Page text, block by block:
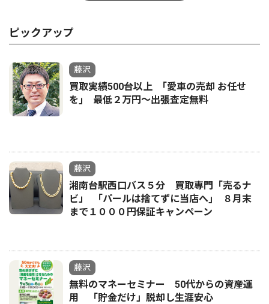
ピックアップ
藤沢
買取実績500台以上 ｢愛車の売却 お任せ
を｣ 最低２万円〜出張査定無料
藤沢
湘南台駅西口バス５分 買取専門「売るナ
ビ」 ｢パールは捨てずに当店へ｣ ８月末
まで１０００円保証キャンペーン
藤沢
無料のマネーセミナー 50代からの資産運
用 「貯金だけ」脱却し生涯安心